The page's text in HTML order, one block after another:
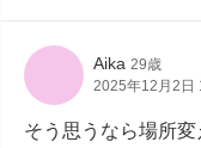
Aika 29歳
2025年12月2日
そう思うなら場所